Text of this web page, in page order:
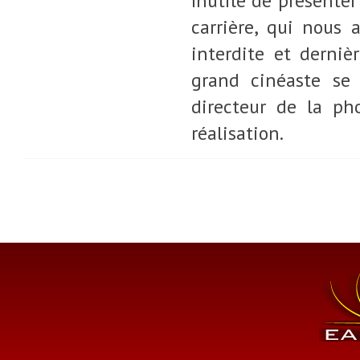
carrière, qui nous
interdite et
grand cinéaste
directeur de la
réalisation.